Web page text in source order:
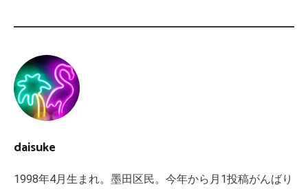
daisuke
1998年4月生まれ。墨田区民。今年から月1投稿がんばり